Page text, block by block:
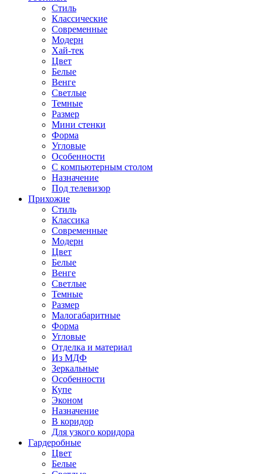
Стиль
Классические
Современные
Модерн
Хай-тек
Цвет
Белые
Венге
Светлые
Темные
Размер
Мини стенки
Форма
Угловые
Особенности
С компьютерным столом
Назначение
Под телевизор
Прихожие
Стиль
Классика
Современные
Модерн
Цвет
Белые
Венге
Светлые
Темные
Размер
Малогабаритные
Форма
Угловые
Отделка и материал
Из МДФ
Зеркальные
Особенности
Купе
Эконом
Назначение
В коридор
Для узкого коридора
Гардеробные
Цвет
Белые